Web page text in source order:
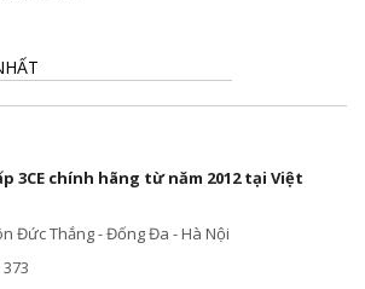
3CE chính hãng từ năm 2012 tại Việt
Đức Thắng - Đống Đa - Hà Nội